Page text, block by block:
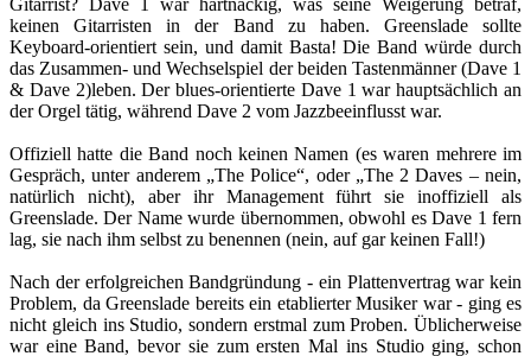
keinen Gitarristen in der Band zu haben. Greenslade sollte
Keyboard-orientiert sein, und damit Basta! Die Band würde durch
das Zusammen- und Wechselspiel der beiden Tastenmänner (Dave 1
& Dave 2)leben. Der blues-orientierte Dave 1 war hauptsächlich an
der Orgel tätig, während Dave 2 vom Jazzbeeinflusst war.
Offiziell hatte die Band noch keinen Namen (es waren mehrere im
Gespräch, unter anderem „The Police“, oder „The 2 Daves – nein,
natürlich nicht), aber ihr Management führt sie inoffiziell als
Greenslade. Der Name wurde übernommen, obwohl es Dave 1 fern
lag, sie nach ihm selbst zu benennen (nein, auf gar keinen Fall!)
Nach der erfolgreichen Bandgründung - ein Plattenvertrag war kein
Problem, da Greenslade bereits ein etablierter Musiker war - ging es
nicht gleich ins Studio, sondern erstmal zum Proben. Üblicherweise
war eine Band, bevor sie zum ersten Mal ins Studio ging, schon